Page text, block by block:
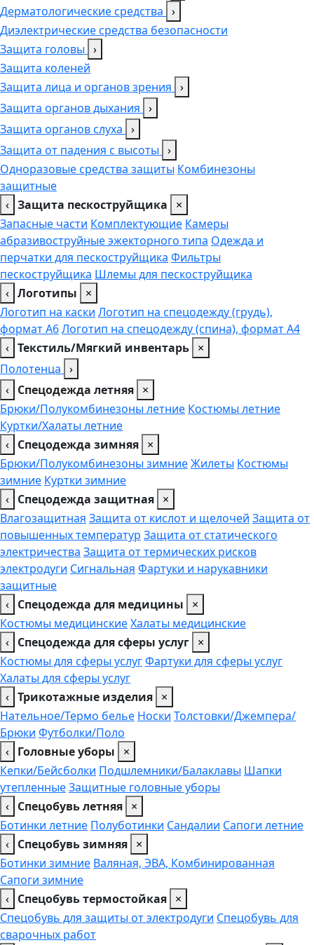
Дерматологические средства ›
Диэлектрические средства безопасности
Защита головы ›
Защита коленей
Защита лица и органов зрения ›
Защита органов дыхания ›
Защита органов слуха ›
Защита от падения с высоты ›
Одноразовые средства защиты Комбинезоны
защитные
‹ Защита пескоструйщика
×
Запасные части Комплектующие Камеры
абразивоструйные эжекторного типа Одежда и
перчатки для пескоструйщика Фильтры
пескоструйщика Шлемы для пескоструйщика
‹ Логотипы
×
Логотип на каски Логотип на спецодежду (грудь),
формат А6Логотип на спецодежду (спина), формат А4
‹ Текстиль/Мягкий инвентарь ×
Полотенца ›
‹ Спецодежда летняя ×
Брюки/Полукомбинезоны летние Костюмы летние
Куртки/Халаты летние
‹ Спецодежда зимняя ×
Брюки/Полукомбинезоны зимниеЖилеты Костюмы
зимние Куртки зимние
‹ Спецодежда защитная ×
Влагозащитная Защита от кислот и щелочей Защита от
повышенных температур Защита от статического
электричества Защита от термических рисков
электродуги Сигнальная Фартуки и нарукавники
защитные
‹ Спецодежда для медицины
×
Костюмы медицинскиеХалаты медицинские
‹ Спецодежда для сферы услуг ×
Костюмы для сферы услугФартуки для сферы услуг
Халаты для сферы услуг
‹ Трикотажные изделия ×
Нательное/Термо белье Носки Толстовки/Джемпера/
Брюки Футболки/Поло
‹ Головные уборы
×
Кепки/Бейсболки Подшлемники/Балаклавы Шапки
утепленныеЗащитные головные уборы
‹ Спецобувь летняя ×
Ботинки летние Полуботинки Сандалии Сапоги летние
‹ Спецобувь зимняя ×
Ботинки зимние Валяная, ЭВА, Комбинированная
Сапоги зимние
‹ Спецобувь термостойкая ×
Спецобувь для защиты от электродуги Спецобувь для
сварочных работ